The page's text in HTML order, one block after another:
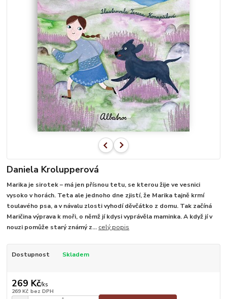
Daniela Krolupperová
Marika je sirotek – má jen přísnou tetu, se kterou žije ve vesnici
vysoko v horách. Teta ale jednoho dne zjistí, že Marika tajně krmí
toulavého psa, a v návalu zlosti vyhodí děvčátko z domu. Tak začíná
Maričina výprava k moři, o němž jí kdysi vyprávěla maminka. A když jí v
nouzi pomůže starý známý z... celý popis
Dostupnost Skladem
269 Kč/ks
269 Kč bez DPH